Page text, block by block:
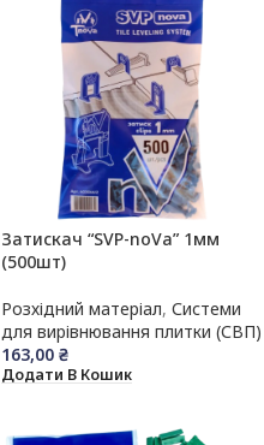
Затискач “SVP-noVa” 1мм
(500шт)
Розхідний матеріал, Системи
для вирівнювання плитки (СВП)
163,00 ₴
Додати В Кошик